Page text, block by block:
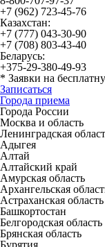
+7 (962) 723-45-76
Казахстан:
+7 (777) 043-30-90
+7 (708) 803-43-40
Беларусь:
+375-29-380-49-93
* Заявки на
Записаться
Города приема
Города России
Москва и область
Ленинградская
Адыгея
Алтай
Алтайский край
Амурская область
Архангельская
Астраханская область
Башкортостан
Белгородская область
Брянская область
Бурятия